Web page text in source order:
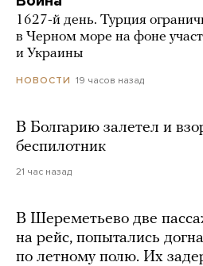
1627-й день. Турция
в Черном море на фоне
и Украины
НОВОСТИ 19 часов назад
В Болгарию залетел и
беспилотник
21 час назад
В Шереметьево две
на рейс, попытались
по летному полю. Их